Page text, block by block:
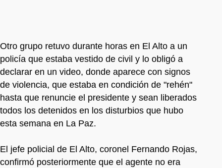
Otro grupo retuvo durante horas en El Alto a un
policía que estaba vestido de civil y lo obligó a
declarar en un video, donde aparece con signos
de violencia, que estaba en condición de "rehén"
hasta que renuncie el presidente y sean liberados
todos los detenidos en los disturbios que hubo
esta semana en La Paz.
El jefe policial de El Alto, coronel Fernando Rojas,
confirmó posteriormente que el agente no era